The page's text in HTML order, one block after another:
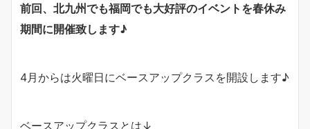
前回、北九州でも福岡でも大好評のイベントを春休み
期間に開催致します♪
4月からは火曜日にベースアップクラスを開設します♪
ベースアップクラスとは↓